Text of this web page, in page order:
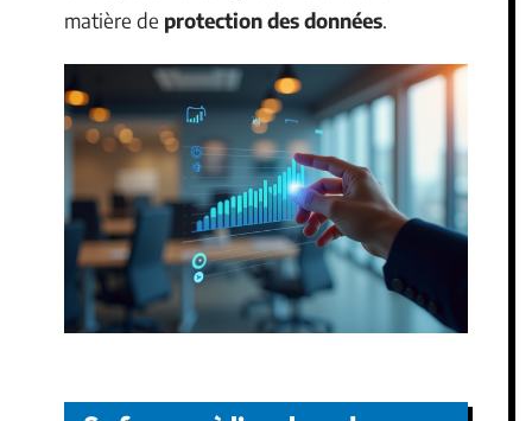
matière de protection des données.